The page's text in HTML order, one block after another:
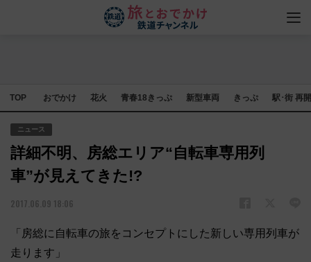
TOP おでかけ 花火 青春18きっぷ 新型車両 きっぷ 駅･街 再
ニュース
詳細不明、房総エリア“自転車専用列
車”が見えてきた!?
2017.06.09 18:06
「房総に自転車の旅をコンセプトにした新しい専用列車が
走ります」